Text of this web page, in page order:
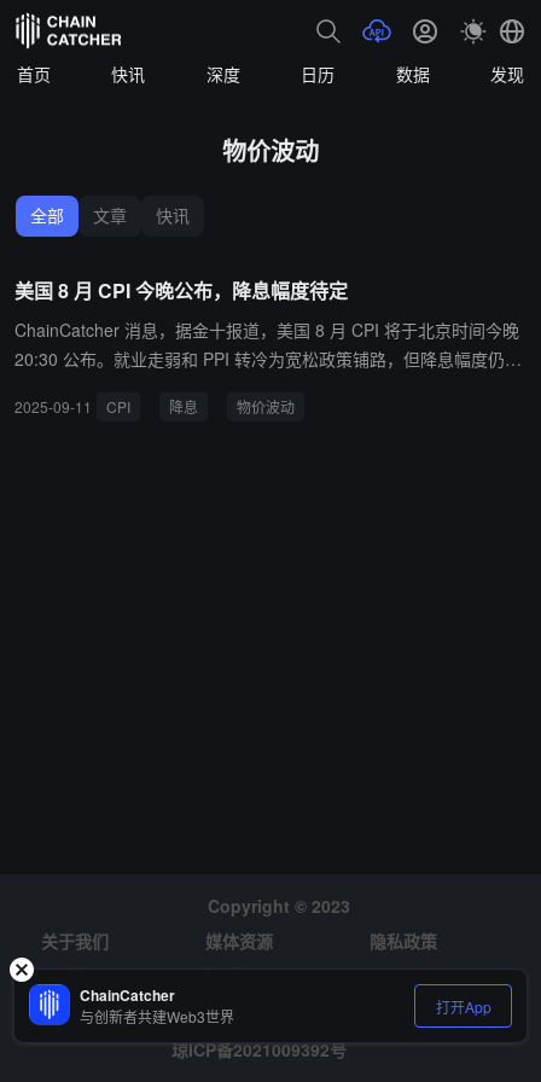
首页 快讯 深度 日历 数据 发现
物价波动
全部 文章 快讯
美国 8 月 CPI 今晚公布，降息幅度待定
ChainCatcher 消息，据金十报道，美国 8 月 CPI 将于北京时间今晚
20:30 公布。就业走弱和 PPI 转冷为宽松政策铺路，但降息幅度仍需
景，预计行情将出现剧烈波动，敬请留意相关风险。
2025-09-11 CPI 降息 物价波动
Copyright © 2023
关于我们
媒体资源
隐私政策
风险提示
招聘
琼ICP备2021009392号
ChainCatcher
与创新者共建Web3世界 打开App